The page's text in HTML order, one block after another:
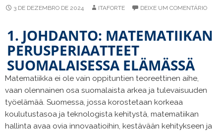
3 DE DEZEMBRO DE 2024 ITAFORTE DEIXE UM COMENTÁRIO
1. JOHDANTO: MATEMATIIKAN
PERUSPERIAATTEET
SUOMALAISESSA ELÄMÄSSÄ
Matematiikka ei ole vain oppituntien teoreettinen aihe,
vaan olennainen osa suomalaista arkea ja tulevaisuuden
työelämää. Suomessa, jossa korostetaan korkeaa
koulutustasoa ja teknologista kehitystä, matematiikan
hallinta avaa ovia innovaatioihin, kestävään kehitykseen ja